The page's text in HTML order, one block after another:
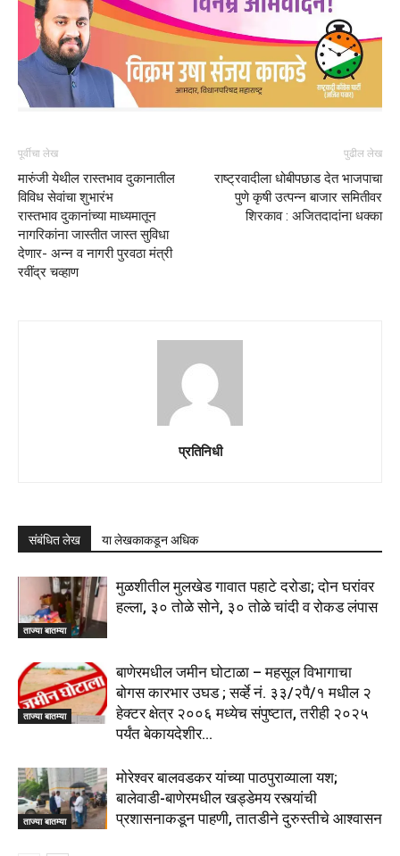
पूर्वीचा लेख
मारुंजी येथील रास्तभाव दुकानातील
विविध सेवांचा शुभारंभ
रास्तभाव दुकानांच्या माध्यमातून
नागरिकांना जास्तीत जास्त सुविधा
देणार- अन्न व नागरी पुरवठा मंत्री
रवींद्र चव्हाण
पुढील लेख
राष्ट्रवादीला धोबीपछाड देत भाजपाचा
पुणे कृषी उत्पन्न बाजार समितीवर
शिरकाव : अजितदादांना धक्का
प्रतिनिधी
संबंधित लेख या लेखकाकडून अधिक
ताज्या बातम्या
मुळशीतील मुलखेड गावात पहाटे दरोडा; दोन घरांवर
हल्ला, ३० तोळे सोने, ३० तोळे चांदी व रोकड लंपास
ताज्या बातम्या
बाणेरमधील जमीन घोटाळा – महसूल विभागाचा
बोगस कारभार उघड ; सर्व्हे नं. ३३/२पै/१ मधील २
हेक्टर क्षेत्र २००६ मध्येच संपुष्टात, तरीही २०२५
पर्यंत बेकायदेशीर...
ताज्या बातम्या
मोरेश्वर बालवडकर यांच्या पाठपुराव्याला यश;
बालेवाडी-बाणेरमधील खड्डेमय रस्त्यांची
प्रशासनाकडून पाहणी, तातडीने दुरुस्तीचे आश्वासन